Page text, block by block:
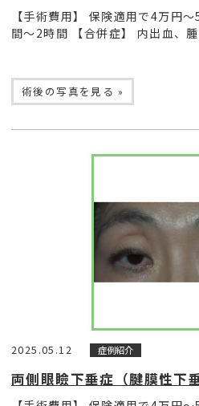
【手術費用】 保険適用で4万円
間〜2時間 【合併症】 内出血、
術後の写真を見る »
2025.05.12 症例紹介
両側眼瞼下垂症（腱膜性下垂